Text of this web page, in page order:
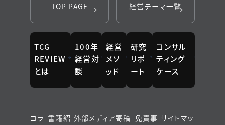
TOP PAGE 経営テーマ一覧
TCG
REVIEW
とは
100年
経営対
談
経営
メソ
ッド
研究
リポ
ート
コンサル
ティング
ケース
コラ 書籍紹 外部メディア寄稿 免責事 サイトマッ